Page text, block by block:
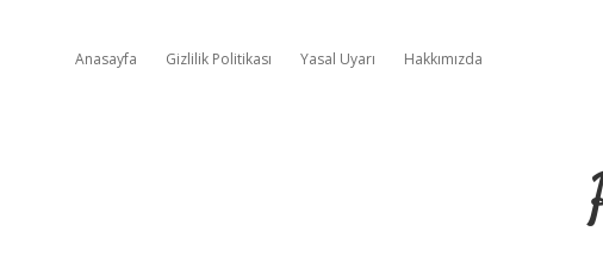
Anasayfa Gizlilik Politikası Yasal Uyarı Hakkımızda